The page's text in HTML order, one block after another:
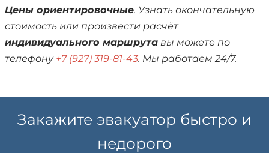
Цены ориентировочные. Узнать окончательную
стоимость или произвести расчёт
индивидуального маршрута вы можете по
телефону +7 (927) 319-81-43. Мы работаем 24/7.
Закажите эвакуатор быстро и
недорого